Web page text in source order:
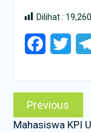
Dilihat : 19,260
Facebook
Post
navigation
Previous
Mahasiswa KPI